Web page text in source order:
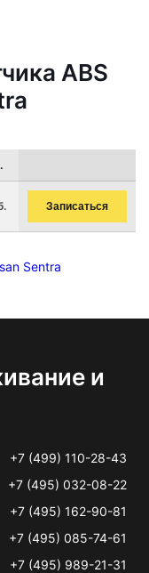
ABS
Записаться
Sentra
и
+7 (499) 110-28-43
+7 (495) 032-08-22
+7 (495) 162-90-81
+7 (495) 085-74-61
+7 (495) 989-21-31